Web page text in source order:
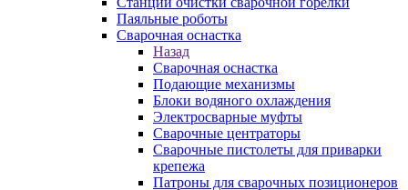
Паяльные роботы
Сварочная оснастка
Назад
Сварочная оснастка
Подающие механизмы
Блоки водяного охлаждения
Электросварные муфты
Сварочные центраторы
Сварочные пистолеты для приварки
крепежа
Патроны для сварочных позиционеров